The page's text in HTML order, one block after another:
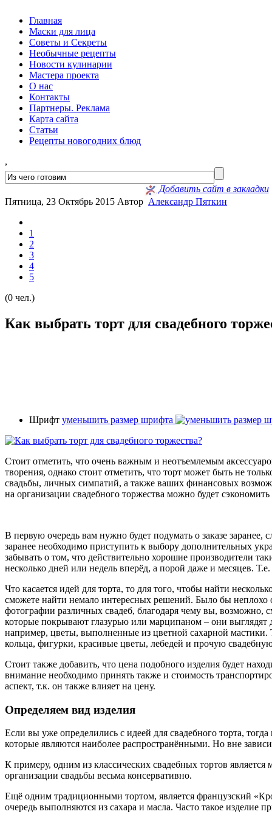
Главная
Маски для лица
Советы и Секреты
Необычные рецепты
Новости кулинарии
Мастера проекта
О нас
Контакты
Партнеры. Реклама
Карта сайта
Статьи
Рецепты новогодних блюд
,
Добавить сайт в закладки
Пятница, 23 Октябрь 2015 Автор Александр Пяткин
1
2
3
4
5
(0 чел.)
Как выбрать торт для свадебного
Шрифт уменьшить размер шрифта
Стоит отметить, что очень важным и неотъемлемым
творения, однако стоит отметить, что торт может быть не
свадьбы, личных симпатий, а также ваших финансовых
на организации свадебного торжества можно будет
В первую очередь вам нужно будет подумать о заказе
заранее необходимо приступить к выбору дополнительных
забывать о том, что действительно хорошие производители
несколько дней или недель вперёд, а порой даже и месяцев.
Что касается идей для торта, то для того, чтобы найти
сможете найти немало интересных решений. Было бы неплохо
фотографии различных свадеб, благодаря чему вы, возможно,
которые покрывают глазурью или марципаном – они
например, цветы, выполненные из цветной сахарной мастики.
кольца, фигурки, красивые цветы, лебедей и прочую
Стоит также добавить, что цена подобного изделия будет
внимание необходимо принять также и стоимость
аспект, т.к. он также влияет на цену.
Определяем вид изделия
Если вы уже определились с идеей для свадебного торта,
которые являются наиболее распространёнными. Но вне
К примеру, одним из классических свадебных тортов является
организации свадьбы весьма консервативно.
Ещё одним традиционными тортом, является французский
очередь выполняются из сахара и масла. Часто такое